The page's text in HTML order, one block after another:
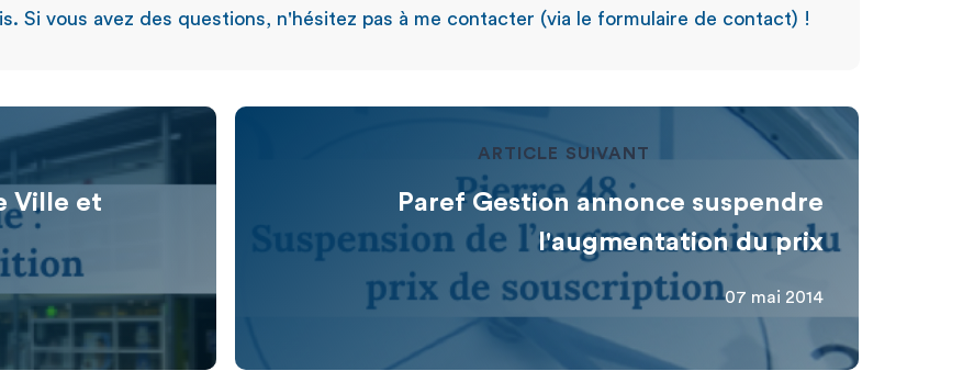
Si vous avez des questions, n'hésitez pas à me contacter (via le formulaire de contact) !
Ville et
ARTICLE SUIVANT
Paref Gestion annonce suspendre
l'augmentation du prix
07 mai 2014